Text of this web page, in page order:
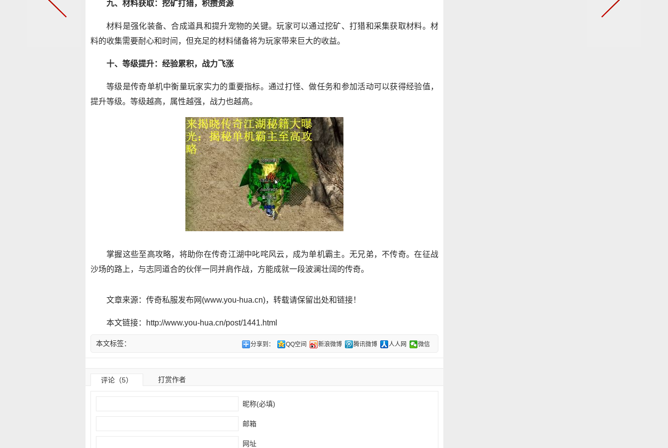
九、材料获取：挖矿打猎，积攒资源
材料是强化装备、合成道具和提升宠物的关键。玩家可以通过挖矿、打猎和采集获取材料。材
料的收集需要耐心和时间，但充足的材料储备将为玩家带来巨大的收益。
十、等级提升：经验累积，战力飞涨
等级是传奇单机中衡量玩家实力的重要指标。通过打怪、做任务和参加活动可以获得经验值，
提升等级。等级越高，属性越强，战力也越高。
掌握这些至高攻略，将助你在传奇江湖中叱咤风云，成为单机霸主。无兄弟，不传奇。在征战
沙场的路上，与志同道合的伙伴一同并肩作战，方能成就一段波澜壮阔的传奇。
文章来源：传奇私服发布网(www.you-hua.cn)，转载请保留出处和链接！
本文链接：http://www.you-hua.cn/post/1441.html
分享到： QQ空间 新浪微博 腾讯微博 人人网 微信
本文标签：
评论（5） 打赏作者
昵称(必填)
邮箱
网址